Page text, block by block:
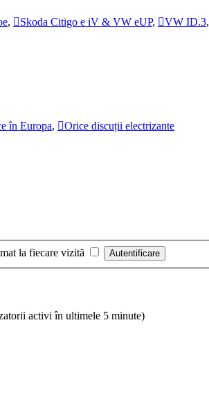
, Skoda Citigo e iV & VW eUP, VW ID.3,
în Europa,
Orice discuții electrizante
la fiecare vizită
activi în ultimele 5 minute)